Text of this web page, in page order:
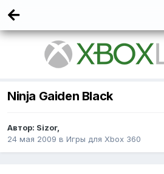
Ninja Gaiden Black
Автор: Sizor,
24 мая 2009 в Игры для Xbox 360